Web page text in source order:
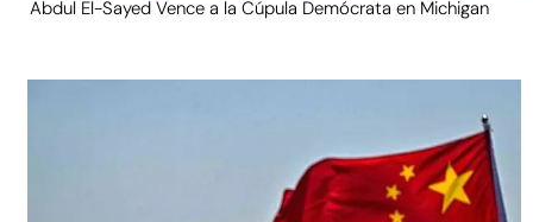
Abdul El-Sayed Vence a la Cúpula Demócrata en Michigan